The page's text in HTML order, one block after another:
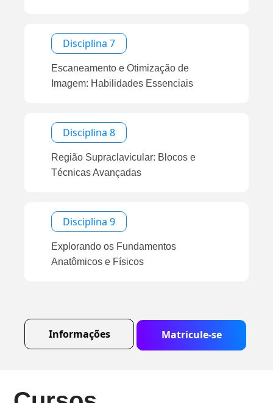
Disciplina 7
Escaneamento e Otimização de
Imagem: Habilidades Essenciais
Disciplina 8
Região Supraclavicular: Blocos e
Técnicas Avançadas
Disciplina 9
Explorando os Fundamentos
Anatômicos e Físicos
Informações Matricule-se